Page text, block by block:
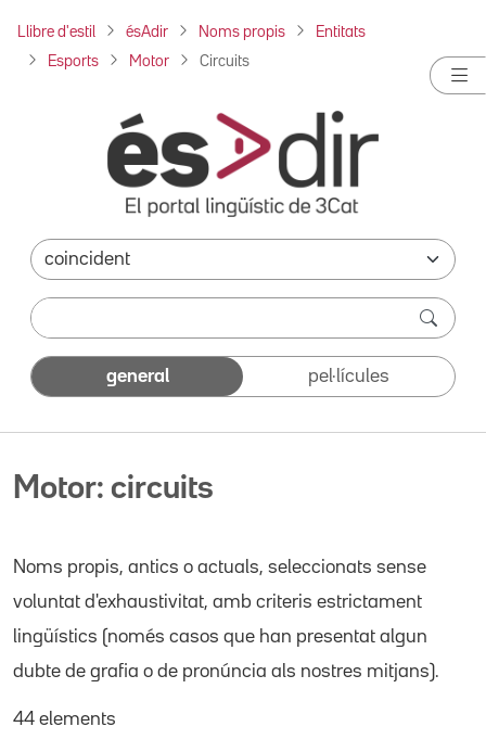
Llibre d'estil ésAdir Noms propis Entitats
Esports Motor Circuits
general pel·lícules
Motor: circuits
Noms propis, antics o actuals, seleccionats sense
voluntat d'exhaustivitat, amb criteris estrictament
lingüístics (només casos que han presentat algun
dubte de grafia o de pronúncia als nostres mitjans).
44 elements